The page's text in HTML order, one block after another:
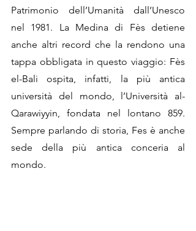
Patrimonio dell’Umanità dall’Unesco
nel 1981. La Medina di Fès detiene
anche altri record che la rendono una
tappa obbligata in questo viaggio: Fès
el-Bali ospita, infatti, la più antica
università del mondo, l’Università al-
Qarawiyyin, fondata nel lontano 859.
Sempre parlando di storia, Fes è anche
sede della più antica conceria al
mondo.